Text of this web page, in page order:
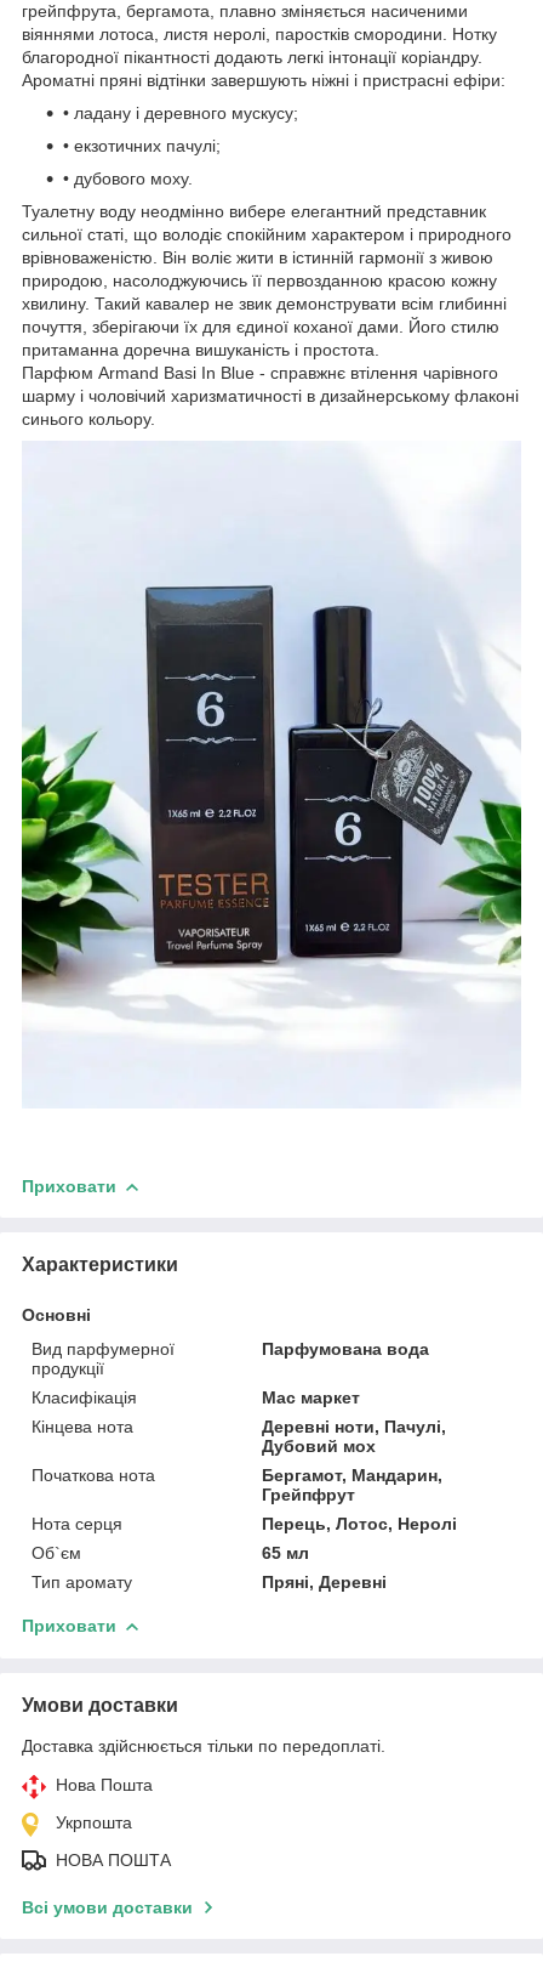
грейпфрута, бергамота, плавно зміняється насиченими
віяннями лотоса, листя неролі, паростків смородини. Нотку
благородної пікантності додають легкі інтонації коріандру.
Ароматні пряні відтінки завершують ніжні і пристрасні ефіри:
• ладану і деревного мускусу;
• екзотичних пачулі;
• дубового моху.
Туалетну воду неодмінно вибере елегантний представник
сильної статі, що володіє спокійним характером і природного
врівноваженістю. Він воліє жити в істинній гармонії з живою
природою, насолоджуючись її первозданною красою кожну
хвилину. Такий кавалер не звик демонструвати всім глибинні
почуття, зберігаючи їх для єдиної коханої дами. Його стилю
притаманна доречна вишуканість і простота.
Парфюм Armand Basi In Blue - справжнє втілення чарівного
шарму і чоловічий харизматичності в дизайнерському флаконі
синього кольору.
Приховати
Характеристики
Основні
Вид парфумерної
продукції
Парфумована вода
Класифікація
Мас маркет
Кінцева нота
Деревні ноти, Пачулі,
Дубовий мох
Початкова нота
Бергамот, Мандарин,
Грейпфрут
Нота серця
Перець, Лотос, Неролі
Об`єм
65 мл
Тип аромату
Пряні, Деревні
Приховати
Умови доставки
Доставка здійснюється тільки по передоплаті.
Нова Пошта
Укрпошта
НОВА ПОШТА
Всі умови доставки